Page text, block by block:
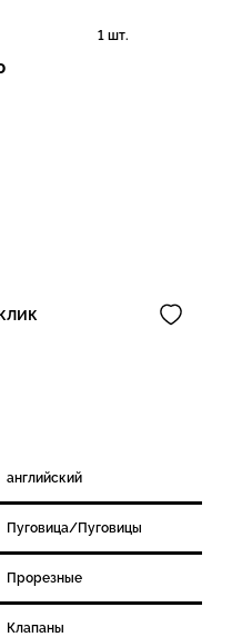
1 шт.
английский
Пуговица/Пуговицы
Прорезные
Клапаны